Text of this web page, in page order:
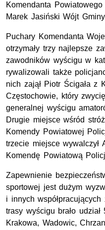
Komendanta
Marek Jasiński Wójt
Puchary Komendanta
otrzymały trzy najlepsze
zawodników wyścigu w
rywalizowali także
nich zajął Piotr Ścigała z
Częstochowie, który
generalnej wyścigu
Drugie miejsce wśród
Komendy Powiatowej
trzecie miejsce wywalczył
Komendę Powiatową
Zapewnienie
sportowej jest dużym
i innych
trasy wyścigu brało
Krakowa, Wadowic,